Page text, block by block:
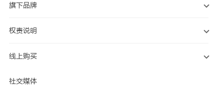
旗下品牌
权责说明
线上购买
社交媒体